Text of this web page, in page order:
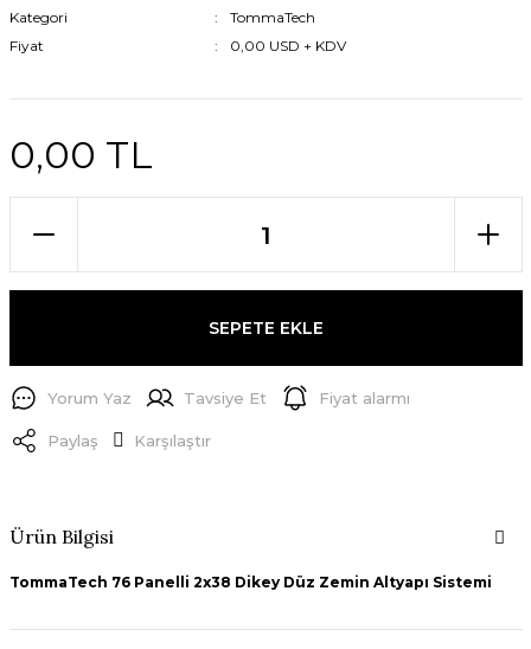
Kategori
TommaTech
Fiyat
0,00 USD + KDV
0,00 TL
SEPETE EKLE
Yorum Yaz Tavsiye Et Fiyat alarmı
Paylaş Karşılaştır
Ürün Bilgisi
TommaTech 76 Panelli 2x38 Dikey Düz Zemin Altyapı Sistemi